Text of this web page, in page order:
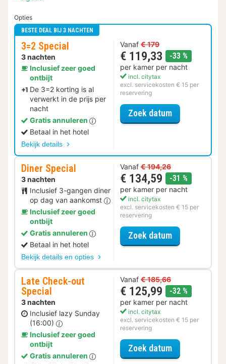
Opties
BESTE DEAL BIJ 3 NACHTEN
3=2 Special
3 nachten
Inclusief zeer goed
ontbijt
De 3=2 korting is al
verwerkt in de prijs per
nacht
Gratis annuleren
Betaal in het hotel
Bekijk details
Vanaf € 179
€ 119,33 -33 %
per kamer per nacht
incl. citytax
excl. servicekosten € 15 per
reservering
Zoek datumvoor 3=2
Diner Special
3 nachten
Inclusief 3-gangen diner
op dag van aankomst
Inclusief zeer goed
ontbijt
Gratis annuleren
Betaal in het hotel
Bekijk details en opties
Vanaf € 194,26
€ 134,59 -31 %
per kamer per nacht
incl. citytax
excl. servicekosten € 15 per
reservering
Zoek datumvoor Diner
Late Check-out
Special
3 nachten
Inclusief lazy Sunday
(16:00)
Inclusief zeer goed
ontbijt
Gratis annuleren
Vanaf € 185,66
€ 125,99 -32 %
per kamer per nacht
incl. citytax
excl. servicekosten € 15 per
reservering
Zoek datumvoor Late